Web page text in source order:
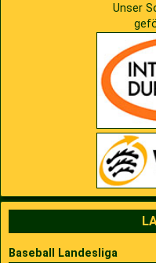
Unser
Baseball Landesliga